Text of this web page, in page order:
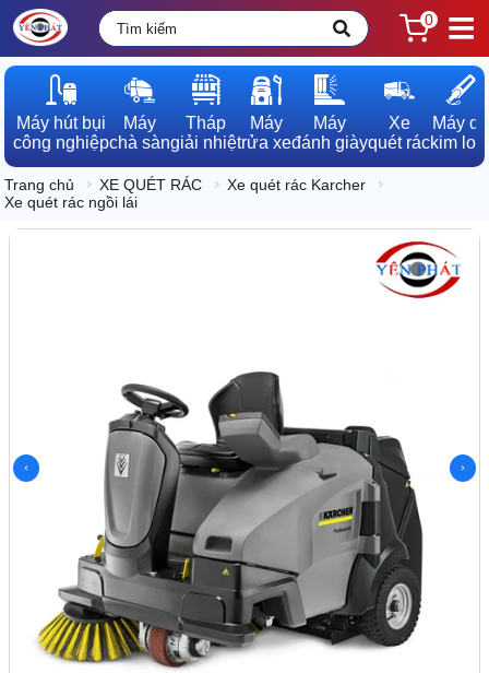
0
Máy hút bụi
công nghiệp
Máy
chà sàn
Tháp
giải nhiệt
Máy
rửa xe
Máy
đánh giày
Xe
quét rác
Máy dò
kim loại
Trang chủ XE QUÉT RÁC
Xe quét rác Karcher
Xe quét rác ngồi lái